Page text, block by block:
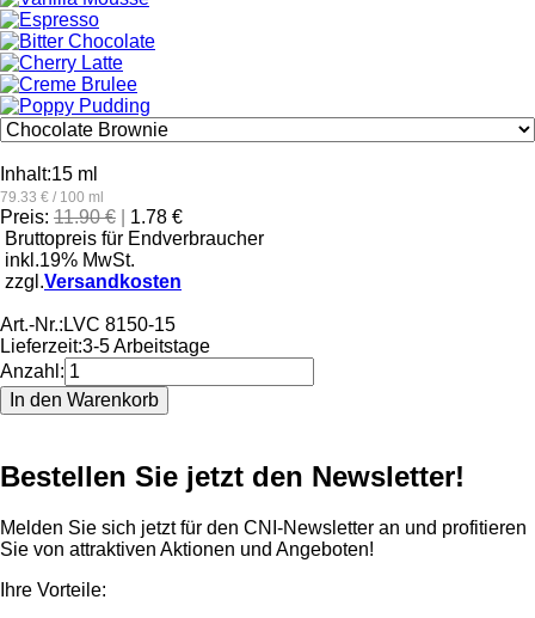
Inhalt:15 ml
79.33 € / 100 ml
Preis: 11.90 €
1.78 €
Bruttopreis für Endverbraucher
inkl.19% MwSt.
zzgl.Versandkosten
Art.-Nr.: LVC 8150-15
Lieferzeit:3-5 Arbeitstage
Anzahl:
Bestellen Sie jetzt den Newsletter!
Melden Sie sich jetzt für den CNI-Newsletter an und profitieren
Sie von attraktiven Aktionen und Angeboten!
Ihre Vorteile: